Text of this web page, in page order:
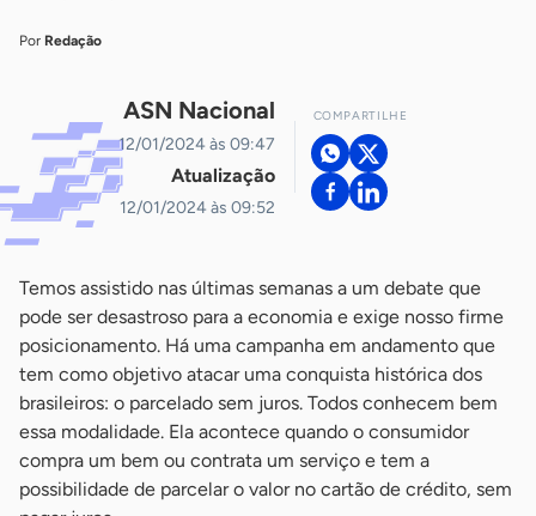
Por Redação
ASN Nacional
12/01/2024 às 09:47
Atualização
12/01/2024 às 09:52
COMPARTILHE
Temos assistido nas últimas semanas a um debate que
pode ser desastroso para a economia e exige nosso firme
posicionamento. Há uma campanha em andamento que
tem como objetivo atacar uma conquista histórica dos
brasileiros: o parcelado sem juros. Todos conhecem bem
essa modalidade. Ela acontece quando o consumidor
compra um bem ou contrata um serviço e tem a
possibilidade de parcelar o valor no cartão de crédito, sem